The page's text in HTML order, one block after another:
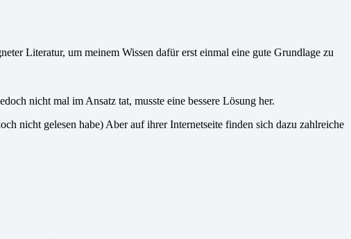
Literatur, um meinem Wissen dafür erst einmal eine gute Grundlage zu
nicht mal im Ansatz tat, musste eine bessere Lösung her.
nicht gelesen habe) Aber auf ihrer Internetseite finden sich dazu zahlreiche